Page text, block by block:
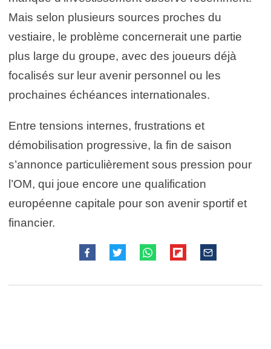
Mais selon plusieurs sources proches du
vestiaire, le problème concernerait une partie
plus large du groupe, avec des joueurs déjà
focalisés sur leur avenir personnel ou les
prochaines échéances internationales.
Entre tensions internes, frustrations et
démobilisation progressive, la fin de saison
s’annonce particulièrement sous pression pour
l’OM, qui joue encore une qualification
européenne capitale pour son avenir sportif et
financier.